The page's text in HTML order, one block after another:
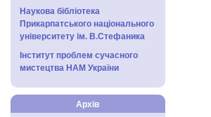
Наукова бібліотека
Прикарпатського національного
університету ім. В.Стефаника
Інститут проблем сучасного
мистецтва НАМ України
Архів